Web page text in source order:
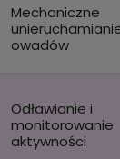
Mechaniczne
owadów
Odławianie i
monitorowanie
aktywności